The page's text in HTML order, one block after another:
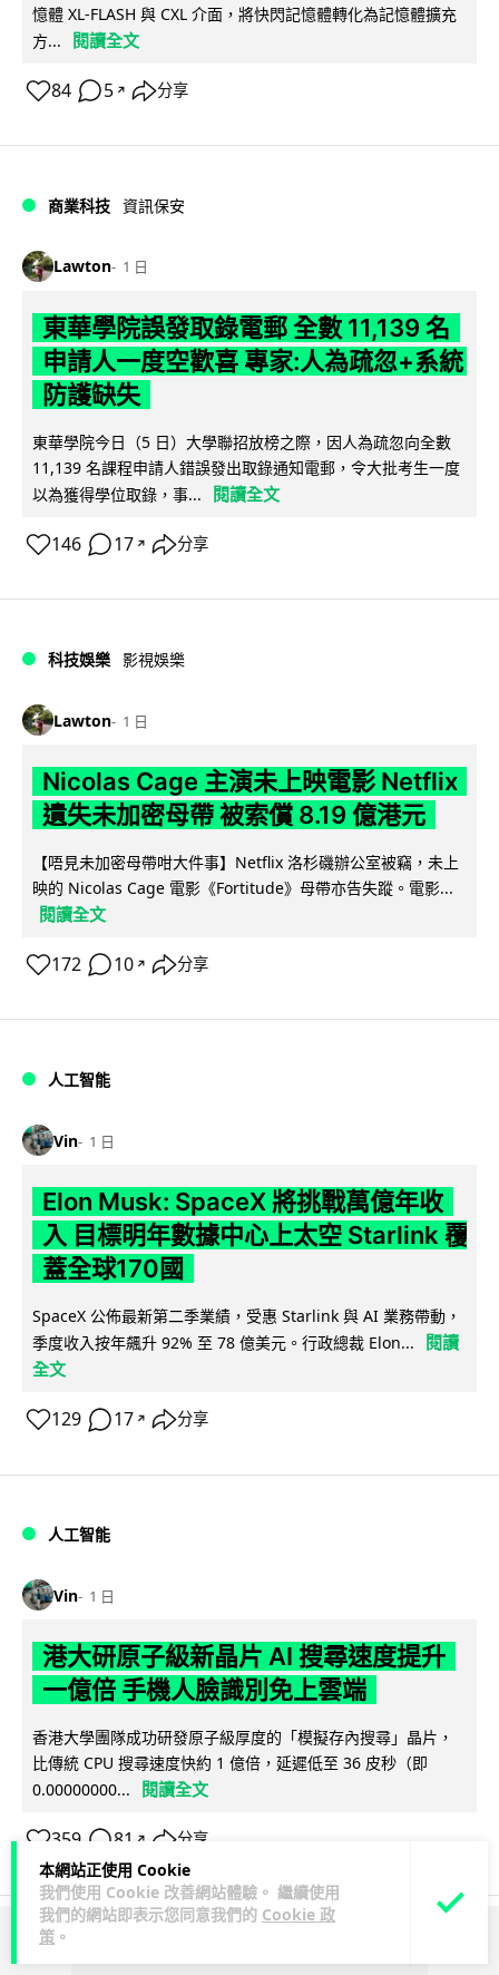
本網站正使用 Cookie
我們使用 Cookie 改善網站體驗。 繼續使用
我們的網站即表示您同意我們的 Cookie 政
策 。
憶體 XL-FLASH 與 CXL 介面，將快閃記憶體轉化為記憶體擴充
方...
閱讀全文
84 5 ↗ 分享
商業科技 資訊保安
Lawton 1 日
東華學院誤發取錄電郵 全數 11,139 名
申請人一度空歡喜 專家:人為疏忽+系統
防護缺失
東華學院今日（5 日）大學聯招放榜之際，因人為疏忽向全數
11,139 名課程申請人錯誤發出取錄通知電郵，令大批考生一度
以為獲得學位取錄，事...
閱讀全文
146 17 ↗ 分享
科技娛樂 影視娛樂
Lawton 1 日
Nicolas Cage 主演未上映電影 Netflix
遺失未加密母帶 被索償 8.19 億港元
【唔見未加密母帶咁大件事】Netflix 洛杉磯辦公室被竊，未上
映的 Nicolas Cage 電影《Fortitude》母帶亦告失蹤。電影...
閱讀全文
172 10 ↗ 分享
人工智能
Vin 1 日
Elon Musk: SpaceX 將挑戰萬億年收
入 目標明年數據中心上太空 Starlink 覆
蓋全球170國
SpaceX 公佈最新第二季業績，受惠 Starlink 與 AI 業務帶動，
季度收入按年飆升 92% 至 78 億美元。行政總裁 Elon...
閱讀
全文
129 17 ↗ 分享
人工智能
Vin 1 日
港大研原子級新晶片 AI 搜尋速度提升
一億倍 手機人臉識別免上雲端
香港大學團隊成功研發原子級厚度的「模擬存內搜尋」晶片，
比傳統 CPU 搜尋速度快約 1 億倍，延遲低至 36 皮秒（即
0.00000000...
閱讀全文
359 81 ↗ 分享